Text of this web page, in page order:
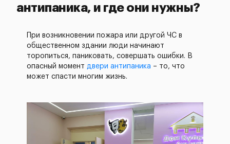
антипаника, и где они нужны?
При возникновении пожара или другой ЧС в
общественном здании люди начинают
торопиться, паниковать, совершать ошибки. В
опасный момент двери антипаника – то, что
может спасти многим жизнь.